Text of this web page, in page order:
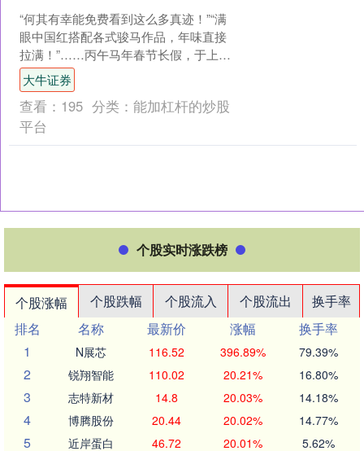
“何其有幸能免费看到这么多真迹！”“满
眼中国红搭配各式骏马作品，年味直接
拉满！”……丙午马年春节长假，于上海
美术馆（中华艺术宫）免费展出的“云藏
千年——朵云轩库....
大牛证券
查看： 195 分类： 能加杠杆的炒股
平台
个股实时涨跌榜
个股涨幅 个股跌幅 个股流入 个股流出
换手率
排名
名称 最新价 涨幅
换手率
1
N展芯 116.52 396.89% 79.39%
2 锐翔智能 110.02 20.21% 16.80%
3 志特新材 14.8 20.03% 14.18%
4 博腾股份 20.44 20.02% 14.77%
5 近岸蛋白 46.72 20.01% 5.62%